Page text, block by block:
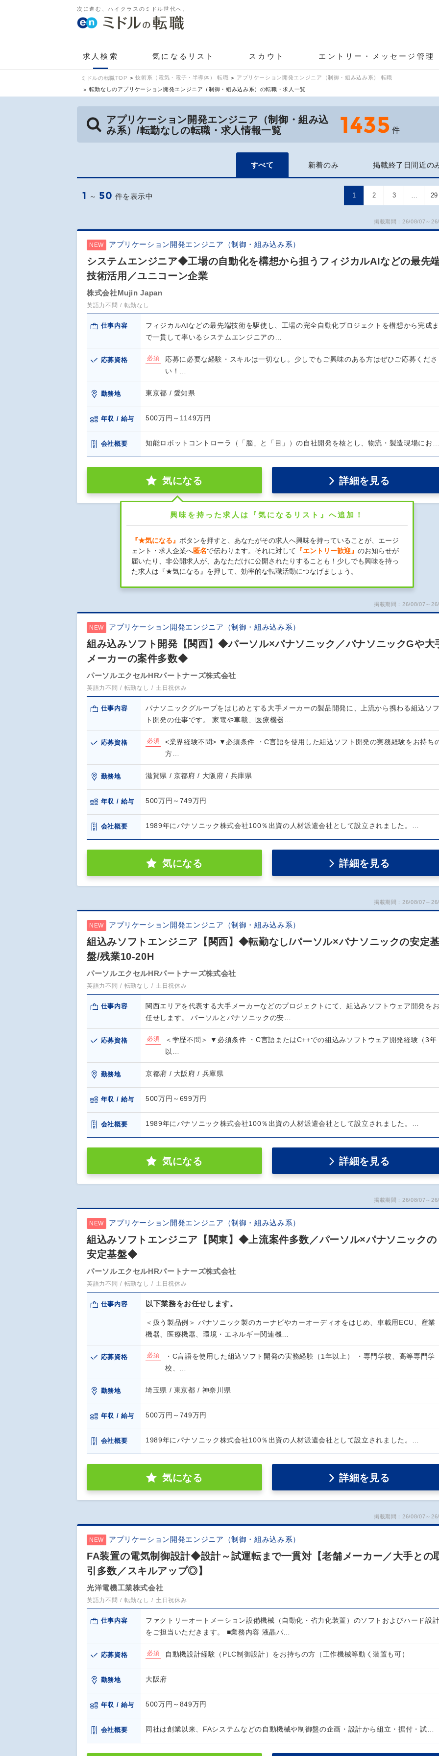
次に進む、ハイクラスのミドル世代へ。
求人検索 気になるリスト スカウト エントリー・メッセージ管理
ミドルの転職TOP 技術系（電気・電子・半導体） 転職
アプリケーション開発エンジニア（制御・組み込み系） 転職
転勤なしのアプリケーション開発エンジニア（制御・組み込み系）の転職・求人一覧
アプリケーション開発エンジニア（制御・組み込
み系）/転勤なしの転職・求人情報一覧
1435 件
すべて 新着のみ 掲載終了日間近の
1 ～ 50 件を表示中 1 2 3 … 29
掲載期間：26/08/07～
NEW アプリケーション開発エンジニア（制御・組み込み系）
システムエンジニア◆工場の自動化を構想から担うフィジカルAIなどの最先
技術活用／ユニコーン企業
株式会社Mujin Japan
英語力不問 転勤なし
仕事内容
フィジカルAIなどの最先端技術を駆使し、工場の完全自動化プロジェクトを構想から完成ま
で一貫して率いるシステムエンジニアの…
応募資格 必須
応募に必要な経験・スキルは一切なし。少しでもご興味のある方はぜひご応募くださ
い！…
勤務地 東京都 / 愛知県
年収 / 給与 500万円～1149万円
会社概要 知能ロボットコントローラ（「脳」と「目」）の自社開発を核とし、物流・製造現場にお
気になる 詳細を見る
興味を持った求人は『気になるリスト』へ追加！
『★気になる』 ボタンを押すと、あなたがその求人へ興味を持っていることが、エージ
ェント・求人企業へ匿名で伝わります。それに対して 『エントリー歓迎』 のお知らせが
届いたり、非公開求人が、あなただけに公開されたりすることも！少しでも興味を持っ
た求人は『★気になる』を押して、効率的な転職活動につなげましょう。
掲載期間：26/08/07～
NEW アプリケーション開発エンジニア（制御・組み込み系）
組み込みソフト開発【関西】◆パーソル×パナソニック／パナソニックGや大
メーカーの案件多数◆
パーソルエクセルHRパートナーズ株式会社
英語力不問 転勤なし 土日祝休み
仕事内容
パナソニックグループをはじめとする大手メーカーの製品開発に、上流から携わる組込ソ
ト開発の仕事です。 家電や車載、医療機器…
応募資格 必須
<業界経験不問> ▼必須条件 ・C言語を使用した組込ソフト開発の実務経験をお持ち
方…
勤務地 滋賀県 / 京都府 / 大阪府 / 兵庫県
年収 / 給与 500万円～749万円
会社概要 1989年にパナソニック株式会社100％出資の人材派遣会社として設立されました。…
気になる 詳細を見る
掲載期間：26/08/07～
NEW アプリケーション開発エンジニア（制御・組み込み系）
組込みソフトエンジニア【関西】◆転勤なし/パーソル×パナソニックの安定
盤/残業10-20H
パーソルエクセルHRパートナーズ株式会社
英語力不問 転勤なし 土日祝休み
仕事内容
関西エリアを代表する大手メーカーなどのプロジェクトにて、組込みソフトウェア開発を
任せします。 パーソルとパナソニックの安…
応募資格 必須
＜学歴不問＞ ▼必須条件 ・C言語またはC++での組込みソフトウェア開発経験（3年
以…
勤務地 京都府 / 大阪府 / 兵庫県
年収 / 給与 500万円～699万円
会社概要 1989年にパナソニック株式会社100％出資の人材派遣会社として設立されました。…
気になる 詳細を見る
掲載期間：26/08/07～
NEW アプリケーション開発エンジニア（制御・組み込み系）
組込みソフトエンジニア【関東】◆上流案件多数／パーソル×パナソニックの
安定基盤◆
パーソルエクセルHRパートナーズ株式会社
英語力不問 転勤なし 土日祝休み
仕事内容 以下業務をお任せします。
＜扱う製品例＞ パナソニック製のカーナビやカーオーディオをはじめ、車載用ECU、産業
機器、医療機器、環境・エネルギー関連機…
応募資格 必須
・C言語を使用した組込ソフト開発の実務経験（1年以上） ・専門学校、高等専門学
校、…
勤務地 埼玉県 / 東京都 / 神奈川県
年収 / 給与 500万円～749万円
会社概要 1989年にパナソニック株式会社100％出資の人材派遣会社として設立されました。…
気になる 詳細を見る
掲載期間：26/08/07～
NEW アプリケーション開発エンジニア（制御・組み込み系）
FA装置の電気制御設計◆設計～試運転まで一貫対【老舗メーカー／大手との
引多数／スキルアップ◎】
光洋電機工業株式会社
英語力不問 転勤なし 土日祝休み
仕事内容
ファクトリーオートメーション設備機械（自動化・省力化装置）のソフトおよびハード設
をご担当いただきます。 ■業務内容 液晶パ…
応募資格 必須 自動機設計経験（PLC制御設計）をお持ちの方（工作機械等動く装置も可）
勤務地 大阪府
年収 / 給与 500万円～849万円
会社概要 同社は創業以来、FAシステムなどの自動機械や制御盤の企画・設計から組立・据付・試…